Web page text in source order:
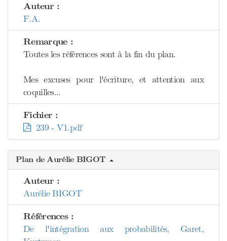
Auteur :
F.A.
Remarque :
Toutes les références sont à la fin du plan.
Mes excuses pour l'écriture, et attention aux
coquilles...
Fichier :
239 - V1.pdf
Plan de Aurélie BIGOT
Auteur :
Aurélie BIGOT
Références :
De l'intégration aux probabilités, Garet,